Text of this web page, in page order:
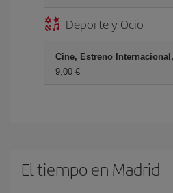
Deporte y Ocio
Cine, Estreno
9,00 €
El tiempo en Madrid